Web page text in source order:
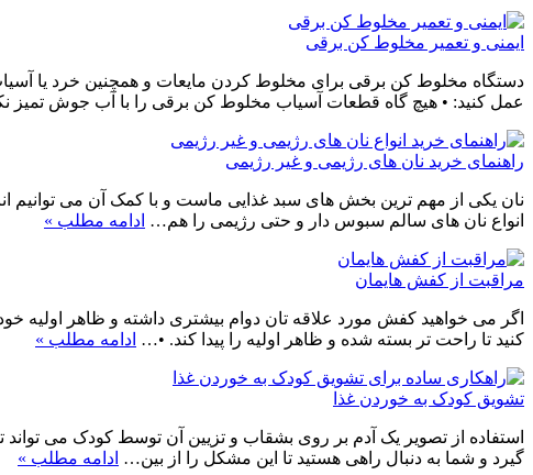
ایمنی و تعمیر مخلوط کن برقی
دستگاه مخلوط کن برقی برای مخلوط کردن مایعات و همچنین خرد یا
عمل کنید: • هیچ گاه قطعات آسیاب مخلوط کن برقی را با آب جوش تمیز
راهنمای خرید نان های رژیمی و غیر رژیمی
نان یکی از مهم ترین بخش های سبد غذایی ماست و با کمک آن می توانیم
انواع نان های سالم سبوس دار و حتی رژیمی را هم… ادامه مطلب »
مراقبت از کفش هایمان
اگر می خواهید کفش مورد علاقه تان دوام بیشتری داشته و ظاهر اولیه
کنید تا راحت تر بسته شده و ظاهر اولیه را پیدا کند. •… ادامه مطلب »
تشویق کودک به خوردن غذا
استفاده از تصویر یک آدم بر روی بشقاب و تزیین آن توسط کودک می
گیرد و شما به دنبال راهی هستید تا این مشکل را از بین… ادامه مطلب »